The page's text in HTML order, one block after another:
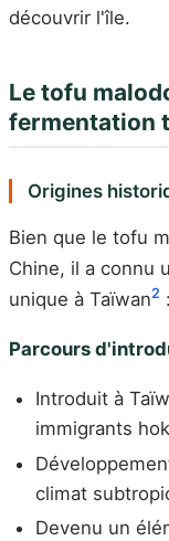
découvrir l'île.
Le tofu
fermentation
Origines
Bien que le tofu
Chine, il a connu
unique à Taïwan2 :
Parcours
Introduit à
immigrants
climat
Devenu un